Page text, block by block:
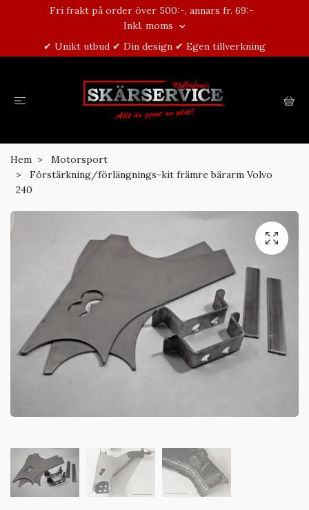
Fri frakt på order över 500:-, annars fr. 69:-
Inkl. moms
✔ Unikt utbud ✔ Din design ✔ Egen tillverkning
Hem
Motorsport
Förstärkning/förlängnings-kit främre bärarm Volvo
240